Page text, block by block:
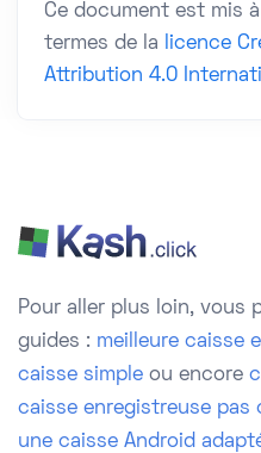
Ce document est mis
termes de la
licence
Attribution 4.0
Pour aller plus loin, vous
guides : meilleure caisse
caisse simple ou encore
caisse enregistreuse pas
une caisse Android